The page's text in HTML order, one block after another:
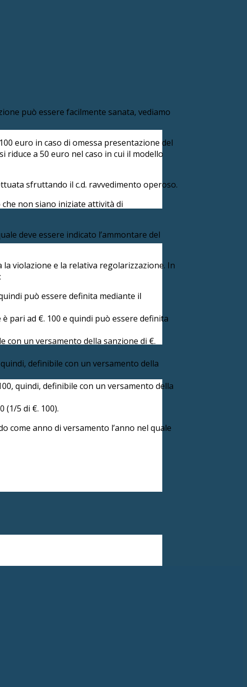
può essere facilmente sanata, vediamo
euro in caso di omessa presentazione del
riduce a 50 euro nel caso in cui il modello
sfruttando il c.d. ravvedimento operoso.
non siano iniziate attività di
deve essere indicato l’ammontare del
violazione e la relativa regolarizzazione. In
può essere definita mediante il
pari ad €. 100 e quindi può essere definita
con un versamento della sanzione di €.
definibile con un versamento della
quindi, definibile con un versamento della
(1/5 di €. 100).
come anno di versamento l’anno nel quale